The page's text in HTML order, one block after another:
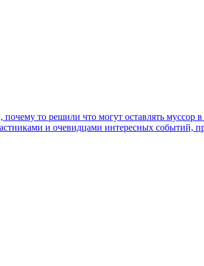
то решили что могут оставлять
и очевидцами интересных событий,